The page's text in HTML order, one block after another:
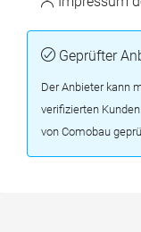
Geprüfter
Der Anbieter kann
verifizierten
von Comobau